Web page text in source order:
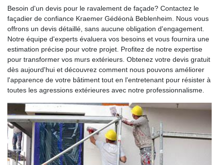
Besoin d'un devis pour le ravalement de façade? Contactez le
façadier de confiance Kraemer Gédéonà Beblenheim. Nous vous
offrons un devis détaillé, sans aucune obligation d'engagement.
Notre équipe d'experts évaluera vos besoins et vous fournira une
estimation précise pour votre projet. Profitez de notre expertise
pour transformer vos murs extérieurs. Obtenez votre devis gratuit
dès aujourd'hui et découvrez comment nous pouvons améliorer
l'apparence de votre bâtiment tout en l'entretenant pour résister à
toutes les agressions extérieures avec notre professionnalisme.